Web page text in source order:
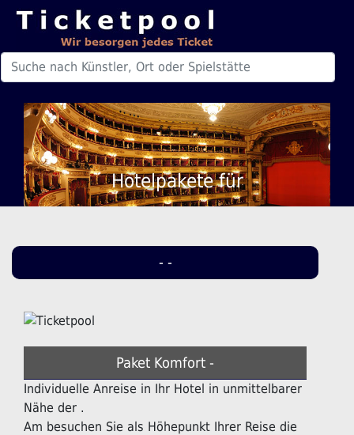
Hotelpakete für
- -
Paket Komfort -
Individuelle Anreise in Ihr Hotel in unmittelbarer
Nähe der .
Am besuchen Sie als Höhepunkt Ihrer Reise die